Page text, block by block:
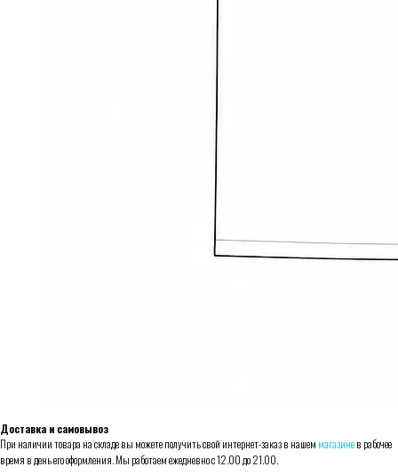
Доставка и самовывоз
При наличии товара на складе вы можете получить свой интернет-заказ в нашем магазинев рабочее
время в день его оформления. Мы работаем ежедневно с 12.00 до 21.00.